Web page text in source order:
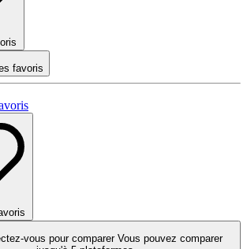
favoris
vous pour comparer Vous pouvez comparer